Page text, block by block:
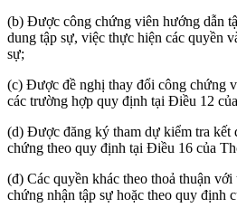
(b) Được công chứng viên hướng dẫn
dung tập sự, việc thực hiện các quyền
sự;
(c) Được đề nghị thay đổi công chứng
các trường hợp quy định tại Điều 12
(d) Được đăng ký tham dự kiểm tra kết
chứng theo quy định tại Điều 16 của
(đ) Các quyền khác theo thoả thuận
chứng nhận tập sự hoặc theo quy định